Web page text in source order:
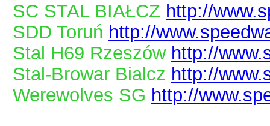
SC STAL BIAŁCZ http://
SDD Toruń http://
Stal H69 Rzeszów http://
Stal-Browar Bialcz http://
Werewolves SG http://